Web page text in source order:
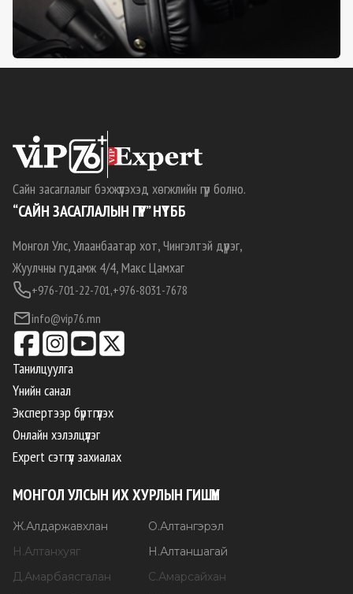
Сайн засаглалыг бэхжүүлэхэд хөгжлийн гүүр болно.
“САЙН ЗАСАГЛАЛЫН ГҮҮР” НҮТББ
Монгол Улс, Улаанбаатар хот, Чингэлтэй дүүрэг,
Жуулчны гудамж 4/4, Макс Цамхаг
+976-701-22-701,+976-8031-7678
info@vip76.mn
Танилцуулга
Үнийн санал
Экспертээр бүртгүүлэх
Онлайн хэлэлцүүлэг
Expert сэтгүүл захиалах
МОНГОЛ УЛСЫН ИХ ХУРЛЫН ГИШҮҮН
Ж.Алдаржавхлан О.Алтангэрэл
Н.Алтанхуяг Н.Алтаншагай
Д.Амарбаясгалан С.Амарсайхан